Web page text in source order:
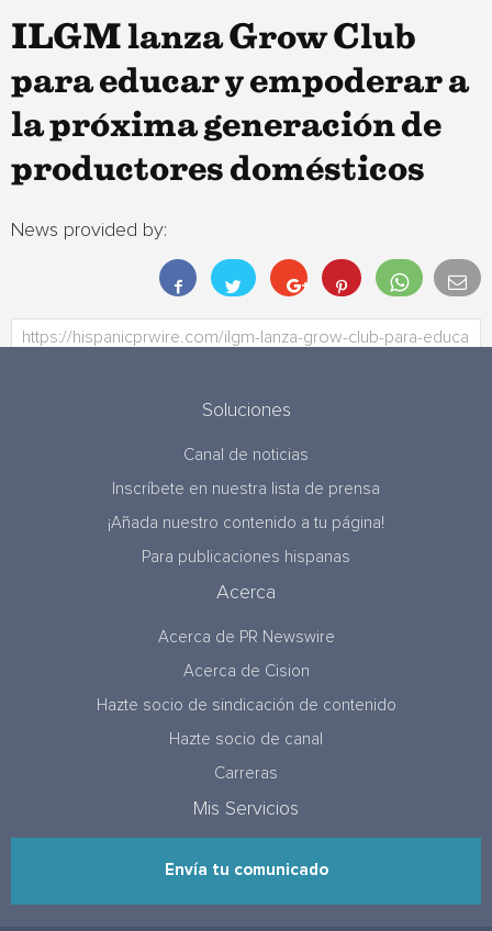
ILGM lanza Grow Club
para educar y empoderar a
la próxima generación de
productores domésticos
News provided by:
Soluciones
Canal de noticias
Inscríbete en nuestra lista de prensa
¡Añada nuestro contenido a tu página!
Para publicaciones hispanas
Acerca
Acerca de PR Newswire
Acerca de Cision
Hazte socio de sindicación de contenido
Hazte socio de canal
Carreras
Mis Servicios
Envía tu comunicado